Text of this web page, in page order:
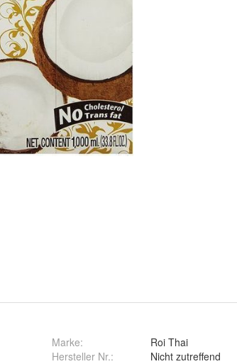
Marke:
Roi Thai
Hersteller Nr.:
Nicht zutreffend